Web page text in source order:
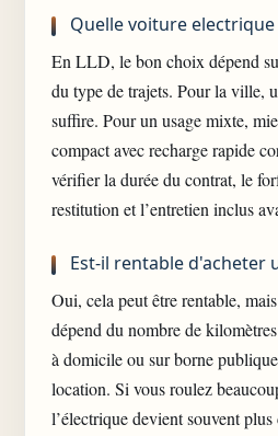
Quelle voiture electrique
En LLD, le bon choix dépend
du type de trajets. Pour la ville,
suffire. Pour un usage mixte,
compact avec recharge rapide
vérifier la durée du contrat, le
restitution et l’entretien inclus
Est-il rentable d'acheter
Oui, cela peut être rentable,
dépend du nombre de
à domicile ou sur borne
location. Si vous roulez
l’électrique devient souvent